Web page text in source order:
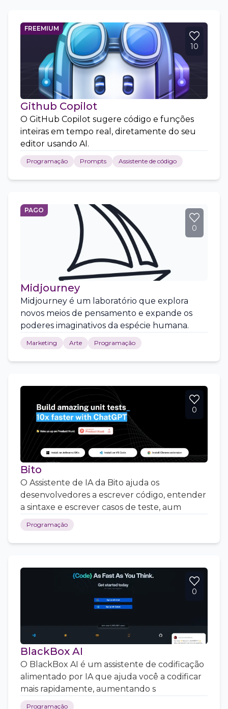
FREEMIUM
10
Github Copilot
O GitHub Copilot sugere código e funções
inteiras em tempo real, diretamente do seu
editor usando AI.
Programação Prompts Assistente de código
PAGO
0
Midjourney
Midjourney é um laboratório que explora
novos meios de pensamento e expande os
poderes imaginativos da espécie humana.
Marketing Arte Programação
0
Bito
O Assistente de IA da Bito ajuda os
desenvolvedores a escrever código, entender
a sintaxe e escrever casos de teste, aum
Programação
0
BlackBox AI
O BlackBox AI é um assistente de codificação
alimentado por IA que ajuda você a codificar
mais rapidamente, aumentando s
Programação